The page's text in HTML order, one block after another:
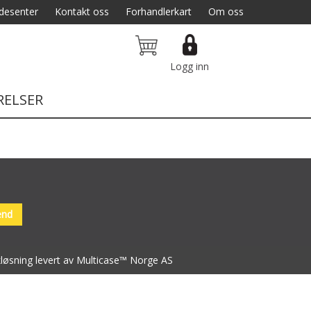
Kontakt oss Forhandlerkart Om oss
Logg inn
levert av Multicase™ Norge AS